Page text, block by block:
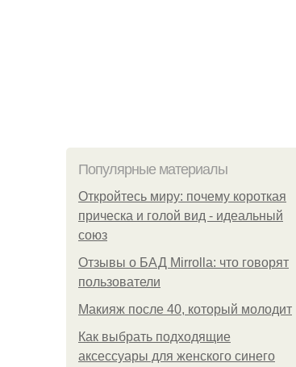
Популярные материалы
Откройтесь миру: почему короткая
прическа и голой вид - идеальный
союз
Отзывы о БАД Mirrolla: что говорят
пользователи
Макияж после 40, который молодит
Как выбрать подходящие
аксессуары для женского синего